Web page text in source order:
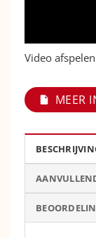
Video afspelen
MEER